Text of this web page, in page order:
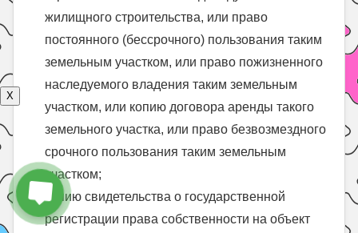
жилищного строительства, или право
постоянного (бессрочного) пользования таким
земельным участком, или право пожизненного
наследуемого владения таким земельным
участком, или копию договора аренды такого
земельного участка, или право безвозмездного
срочного пользования таким земельным
участком;
копию свидетельства о государственной
регистрации права собственности на объект
X